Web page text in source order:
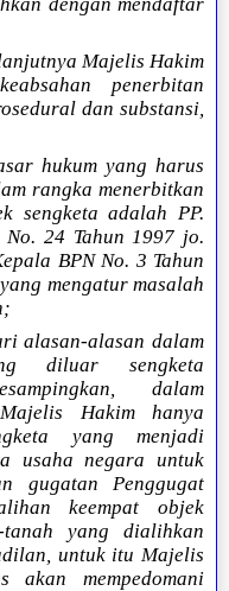
Majelis Hakim
penerbitan
dan substansi,
hukum yang harus
rangka menerbitkan
sengketa adalah PP.
24 Tahun 1997 jo.
BPN No. 3 Tahun
mengatur masalah
alasan-alasan dalam
diluar sengketa
dalam
Hakim hanya
yang menjadi
usaha negara untuk
gugatan Penggugat
keempat objek
yang dialihkan
untuk itu Majelis
akan mempedomani